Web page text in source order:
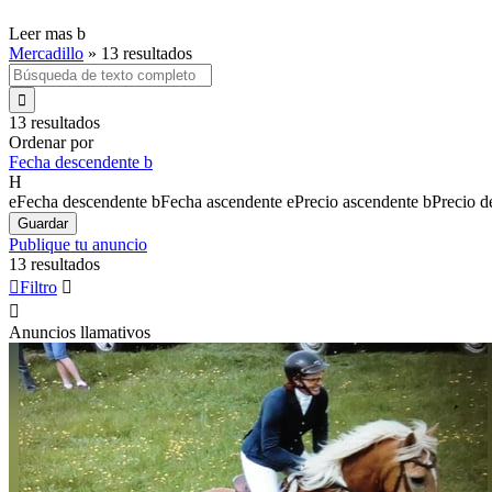
Leer mas b
Mercadillo » 13 resultados

13 resultados
Ordenar por
Fecha descendente b
H
eFecha descendente bFecha ascendente ePrecio ascendente bPrecio
Guardar
Publique tu anuncio
13 resultados
Filtro 

Anuncios llamativos